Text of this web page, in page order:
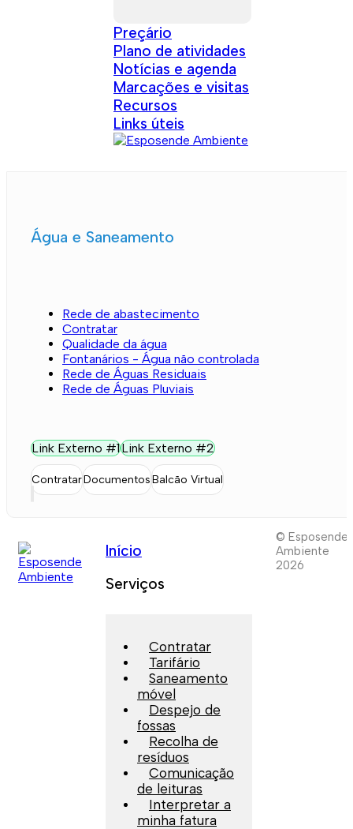
Preçário
Plano de atividades
Notícias e agenda
Marcações e visitas
Recursos
Links úteis
Água e Saneamento
Rede de abastecimento
Contratar
Qualidade da água
Fontanários - Água não controlada
Rede de Águas Residuais
Rede de Águas Pluviais
Link Externo #1Link Externo #2
ContratarDocumentosBalcão Virtual
Início
Serviços
Contratar
Tarifário
Saneamento
móvel
Despejo de
fossas
Recolha de
resíduos
Comunicação
de leituras
Interpretar a
minha fatura
© Esposende
Ambiente
2026